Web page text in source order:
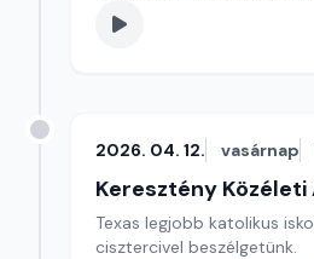
2026. 04. 12. vasárnap
Keresztény Közéleti
Texas legjobb katolikus
cisztercivel beszélgetünk.